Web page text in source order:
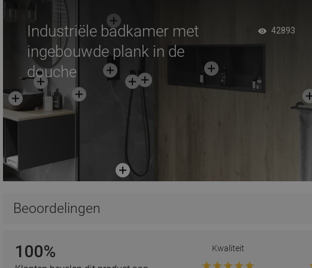
Industriële badkamer met
ingebouwde plank in de
douche
42893
Beoordelingen
100% Kwaliteit